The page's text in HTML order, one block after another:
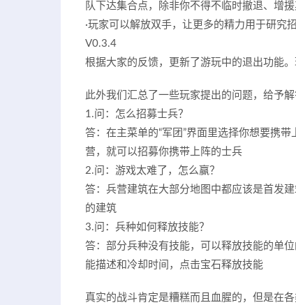
队下达集合点，除非你不得不临时撤退、增援
·玩家可以解放双手，让更多的精力用于研究
V0.3.4
根据大家的反馈，更新了游玩中的退出功能
此外我们汇总了一些玩家提出的问题，给予解
1.问：怎么招募士兵？
答：在主菜单的“军团”界面里选择你想要携
营，就可以招募你携带上阵的士兵
2.问：游戏太难了，怎么赢？
答：兵营建筑在大部分地图中都应该是首发
的建筑
3.问：兵种如何释放技能？
答：部分兵种没有技能，可以释放技能的单
能描述和冷却时间，点击宝石释放技能
真实的战斗肯定是糟糕而且血腥的，但是在